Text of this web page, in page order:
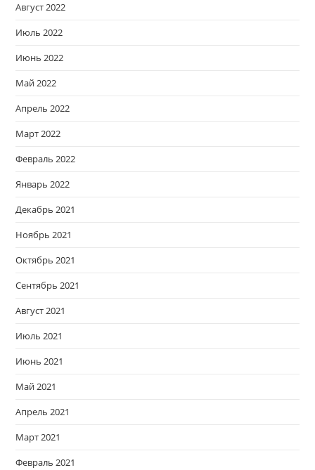
Август 2022
Июль 2022
Июнь 2022
Май 2022
Апрель 2022
Март 2022
Февраль 2022
Январь 2022
Декабрь 2021
Ноябрь 2021
Октябрь 2021
Сентябрь 2021
Август 2021
Июль 2021
Июнь 2021
Май 2021
Апрель 2021
Март 2021
Февраль 2021